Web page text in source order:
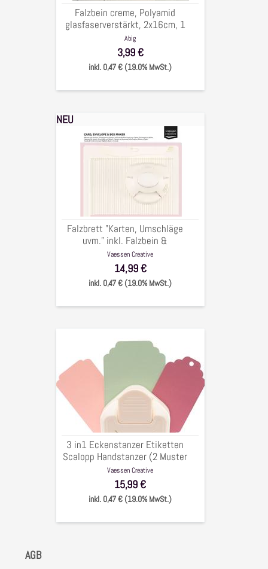
Falzbein creme, Polyamid
glasfaserverstärkt, 2x16cm, 1
Stück
Abig
3,99 €
inkl. 0,47 € (19.0% MwSt.)
Falzbrett
"Karten,
Eckstanzer,
16x21cm,
NEU
Falzbrett "Karten, Umschläge
uvm." inkl. Falzbein &
Eckstanzer, 16x21cm, 3-tlg.
Vaessen Creative
14,99 €
inkl. 0,47 € (19.0% MwSt.)
Eckenstanzer
Scalopp
Handstanzer
Muster
&
Lochstanze)
3 in1 Eckenstanzer Etiketten
Scalopp Handstanzer (2 Muster
& Lochstanze)
Vaessen Creative
15,99 €
inkl. 0,47 € (19.0% MwSt.)
AGB